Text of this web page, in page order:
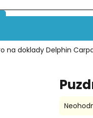
na doklady Delphin